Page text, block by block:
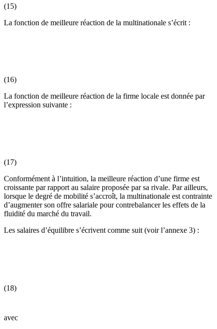
(15)
La fonction de meilleure réaction de la multinationale s’écrit :
(16)
La fonction de meilleure réaction de la firme locale est donnée par
l’expression suivante :
(17)
Conformément à l’intuition, la meilleure réaction d’une firme est
croissante par rapport au salaire proposée par sa rivale. Par ailleurs,
lorsque le degré de mobilité s’accroît, la multinationale est contrainte
d’augmenter son offre salariale pour contrebalancer les effets de la
fluidité du marché du travail.
Les salaires d’équilibre s’écrivent comme suit (voir l’annexe 3) :
(18)
avec